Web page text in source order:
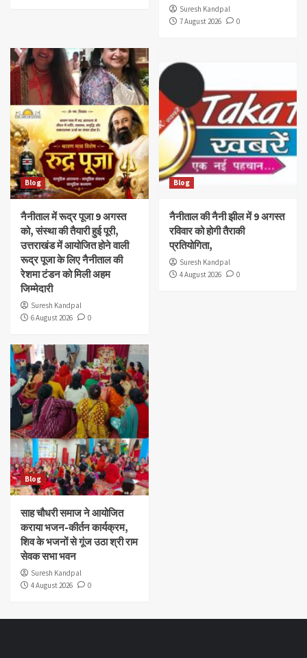
Suresh Kandpal
7 August 2026
0
Blog
नैनीताल में रूद्र पूजा 9 अगस्त
को, संस्था की तैयारी हुई पूरी,
उत्तराखंड में आयोजित होने वाली
रूद्र पूजा के लिए नैनीताल की
रेशमा टंडन को मिली अहम
जिम्मेदारी
Suresh Kandpal
6 August 2026
0
Blog
नैनीताल की नैनी झील में 9 अगस्त
रविवार को होगी तैराकी
प्रतियोगिता,
Suresh Kandpal
4 August 2026
0
Blog
साह चौधरी समाज ने आयोजित
कराया भजन-कीर्तन कार्यक्रम,
शिव के भजनों से गूंज उठा श्री राम
सेवक सभा भवन
Suresh Kandpal
4 August 2026
0